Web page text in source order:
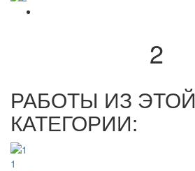
2
РАБОТЫ ИЗ ЭТОЙ
КАТЕГОРИИ:
1